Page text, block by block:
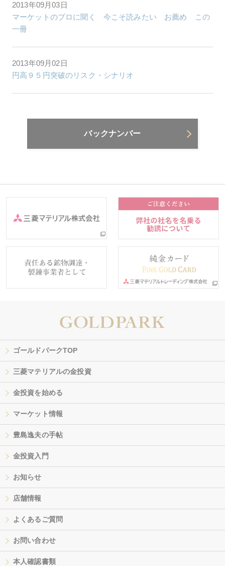
2013年09月03日
マーケットのプロに聞く 今こそ読みたい お薦め この
一冊
2013年09月02日
円高９５円突破のリスク・シナリオ
バックナンバー
ゴールドパークTOP
三菱マテリアルの金投資
金投資を始める
マーケット情報
豊島逸夫の手帖
金投資入門
お知らせ
店舗情報
よくあるご質問
お問い合わせ
本人確認書類